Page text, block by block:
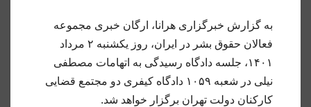
به گزارش خبرگزاری هرانا، ارگان خبری مجموعه
فعالان حقوق بشر در ایران، روز یکشنبه ۲ مرداد
۱۴۰۱، جلسه دادگاه رسیدگی به اتهامات مصطفی
نیلی در شعبه ۱۰۵۹ دادگاه کیفری دو مجتمع قضایی
کارکنان دولت تهران برگزار خواهد شد.